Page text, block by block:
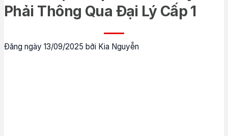
Phải Thông Qua Đại Lý Cấp 1
Đăng ngày 13/09/2025 bởi Kia Nguyễn